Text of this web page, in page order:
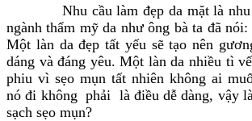
Nhu cầu làm đẹp da mặt là nhu
ngành thẩm mỹ da như ông bà ta đã
Một làn da đẹp tất yếu sẽ tạo nên
dáng và đáng yêu. Một làn da nhiều tì
phiu vì sẹo mụn tất nhiên không ai
nó đi không phải là điều dễ dàng, vậy
sạch sẹo mụn?